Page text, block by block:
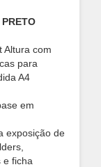
Altura com
para
A4
em
exposição de
e ficha